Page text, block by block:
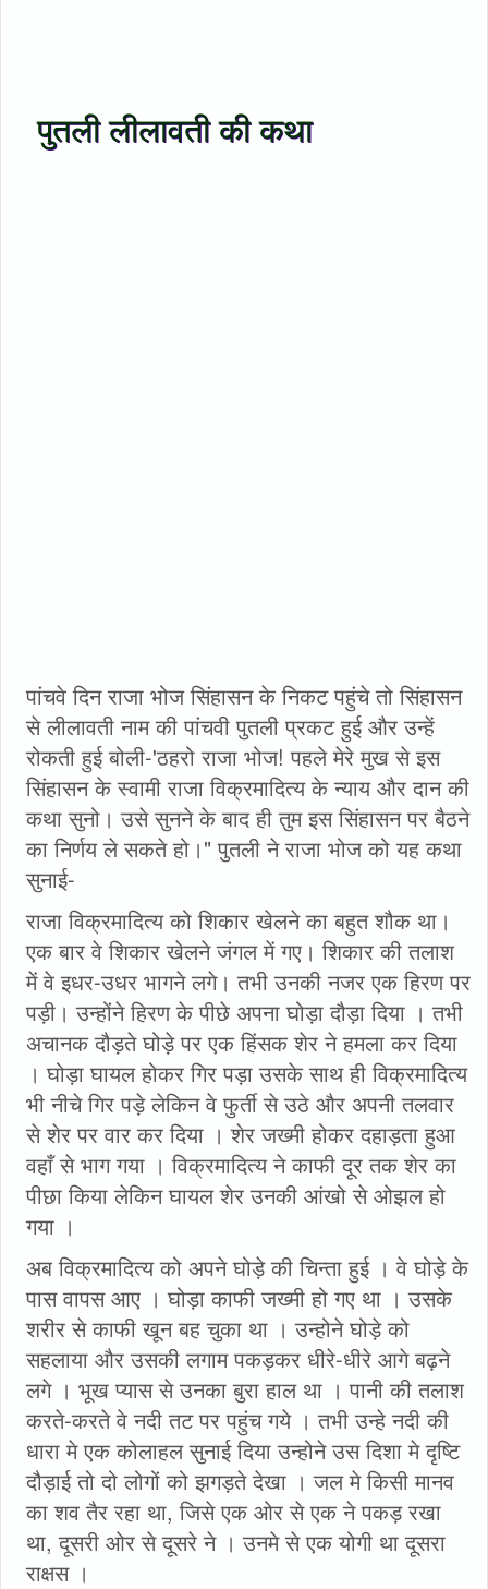
पुतली लीलावती की कथा
पांचवे दिन राजा भोज सिंहासन के निकट पहुंचे तो सिंहासन
से लीलावती नाम की पांचवी पुतली प्रकट हुई और उन्हें
रोकती हुई बोली-'ठहरो राजा भोज! पहले मेरे मुख से इस
सिंहासन के स्वामी राजा विक्रमादित्य के न्याय और दान की
कथा सुनो। उसे सुनने के बाद ही तुम इस सिंहासन पर बैठने
का निर्णय ले सकते हो।" पुतली ने राजा भोज को यह कथा
सुनाई-
राजा विक्रमादित्य को शिकार खेलने का बहुत शौक था।
एक बार वे शिकार खेलने जंगल में गए। शिकार की तलाश
में वे इधर-उधर भागने लगे। तभी उनकी नजर एक हिरण पर
पड़ी। उन्होंने हिरण के पीछे अपना घोड़ा दौड़ा दिया । तभी
अचानक दौड़ते घोड़े पर एक हिंसक शेर ने हमला कर दिया
। घोड़ा घायल होकर गिर पड़ा उसके साथ ही विक्रमादित्य
भी नीचे गिर पड़े लेकिन वे फुर्ती से उठे और अपनी तलवार
से शेर पर वार कर दिया । शेर जख्मी होकर दहाड़ता हुआ
वहाँ से भाग गया । विक्रमादित्य ने काफी दूर तक शेर का
पीछा किया लेकिन घायल शेर उनकी आंखो से ओझल हो
गया ।
अब विक्रमादित्य को अपने घोड़े की चिन्ता हुई । वे घोड़े के
पास वापस आए । घोड़ा काफी जख्मी हो गए था । उसके
शरीर से काफी खून बह चुका था । उन्होने घोड़े को
सहलाया और उसकी लगाम पकड़कर धीरे-धीरे आगे बढ़ने
लगे । भूख प्यास से उनका बुरा हाल था । पानी की तलाश
करते-करते वे नदी तट पर पहुंच गये । तभी उन्हे नदी की
धारा मे एक कोलाहल सुनाई दिया उन्होने उस दिशा मे दृष्टि
दौड़ाई तो दो लोगों को झगड़ते देखा । जल मे किसी मानव
का शव तैर रहा था, जिसे एक ओर से एक ने पकड़ रखा
था, दूसरी ओर से दूसरे ने । उनमे से एक योगी था दूसरा
राक्षस ।